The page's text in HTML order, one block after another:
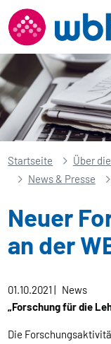
Startseite Über
News & Presse
Neuer
an der
01.10.2021| News
„Forschung für die
Die